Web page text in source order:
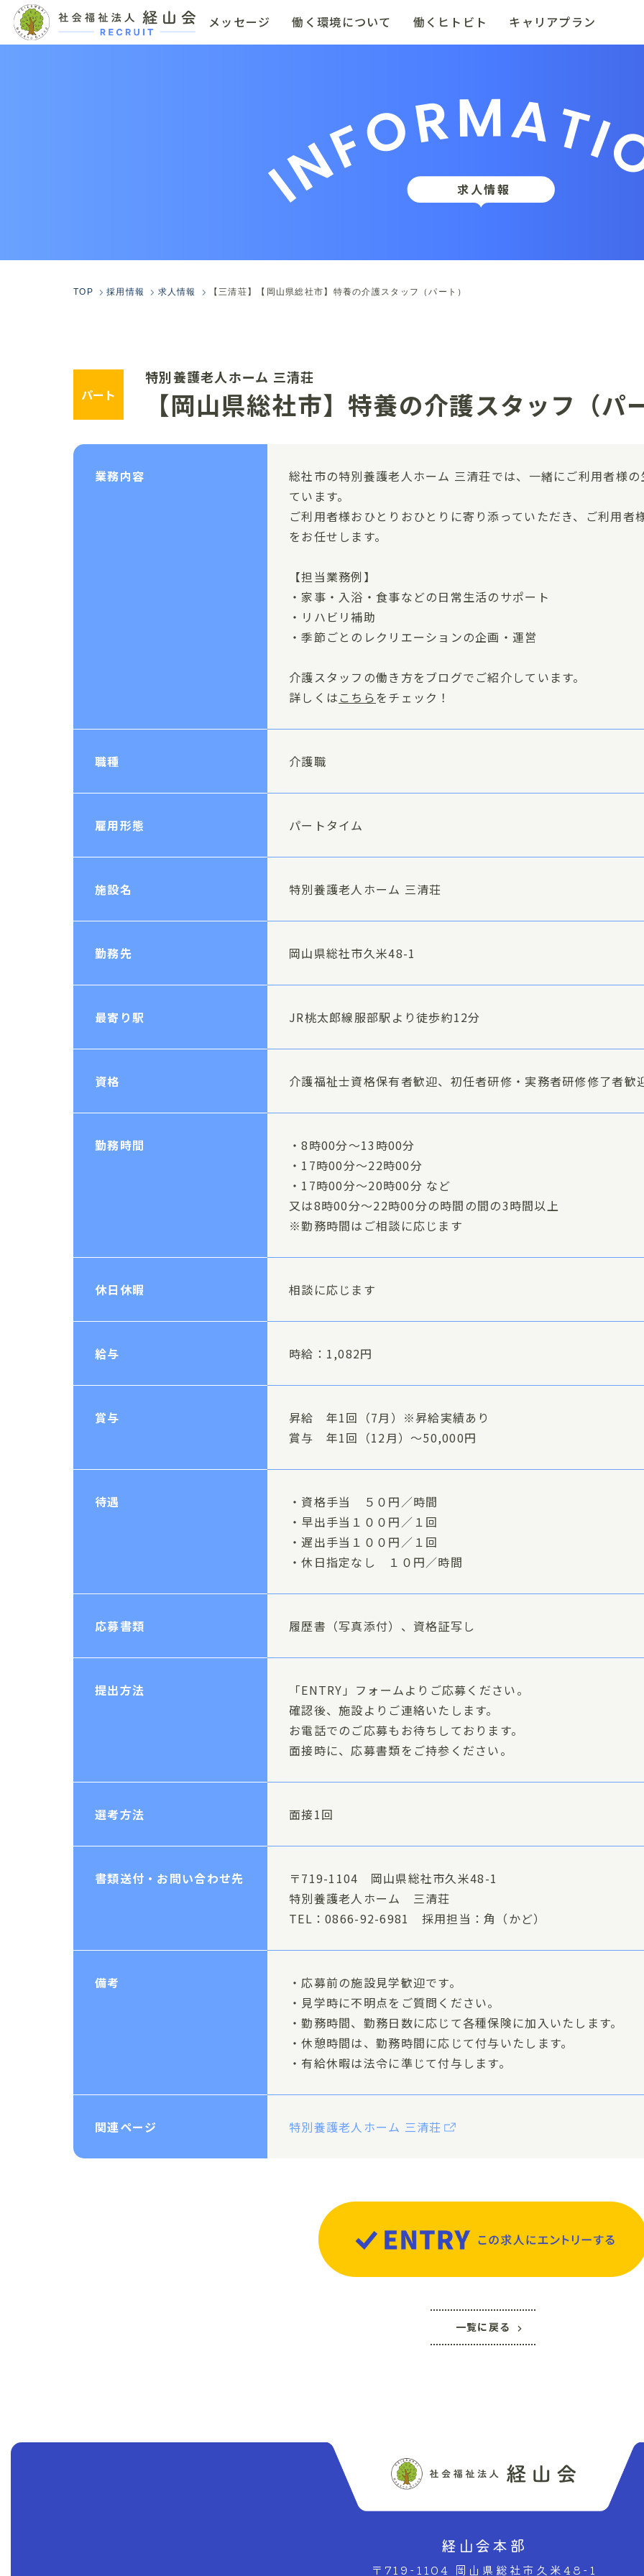
メッセージ 働く環境について 働くヒトビト キャリアプラン
求人情報
TOP 採用情報 求人情報 【三清荘】【岡山県総社市】特養の介護スタッフ（パート）
パート
特別養護老人ホーム 三清荘
【岡山県総社市】特養の介護スタッフ（パ
業務内容
総社市の特別養護老人ホーム 三清荘では、一緒にご利用者様
ています。
ご利用者様おひとりおひとりに寄り添っていただき、ご利用
をお任せします。
【担当業務例】
・家事・入浴・食事などの日常生活のサポート
・リハビリ補助
・季節ごとのレクリエーションの企画・運営
介護スタッフの働き方をブログでご紹介しています。
詳しくは こちら をチェック！
職種 介護職
雇用形態 パートタイム
施設名 特別養護老人ホーム 三清荘
勤務先 岡山県総社市久米48-1
最寄り駅 JR桃太郎線服部駅より徒歩約12分
資格 介護福祉士資格保有者歓迎、初任者研修・実務者研修修了者歓
勤務時間
・8時00分〜13時00分
・17時00分〜22時00分
・17時00分～20時00分 など
又は8時00分〜22時00分の時間の間の3時間以上
※勤務時間はご相談に応じます
休日休暇 相談に応じます
給与 時給：1,082円
賞与
昇給 年1回（7月）※昇給実績あり
賞与 年1回（12月）～50,000円
待遇
・資格手当 ５０円／時間
・早出手当１００円／１回
・遅出手当１００円／１回
・休日指定なし １０円／時間
応募書類 履歴書（写真添付）、資格証写し
提出方法
「ENTRY」フォームよりご応募ください。
確認後、施設よりご連絡いたします。
お電話でのご応募もお待ちしております。
面接時に、応募書類をご持参ください。
選考方法 面接1回
書類送付・お問い合わせ先
〒719-1104 岡山県総社市久米48-1
特別養護老人ホーム 三清荘
TEL：0866-92-6981 採用担当：角（かど）
備考
・応募前の施設見学歓迎です。
・見学時に不明点をご質問ください。
・勤務時間、勤務日数に応じて各種保険に加入いたします。
・休憩時間は、勤務時間に応じて付与いたします。
・有給休暇は法令に準じて付与します。
関連ページ 特別養護老人ホーム 三清荘
一覧に戻る
経山会本部
〒719-1104 岡山県総社市久米48-1